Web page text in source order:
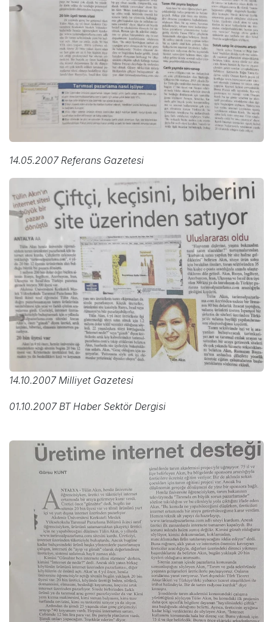
14.05.2007 Referans Gazetesi
14.10.2007 Milliyet Gazetesi
01.10.2007 BT Haber Sektör Dergisi